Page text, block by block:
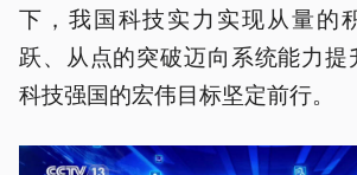
下，我国科技实力实现从量的
跃、从点的突破迈向系统能力
科技强国的宏伟目标坚定前行。